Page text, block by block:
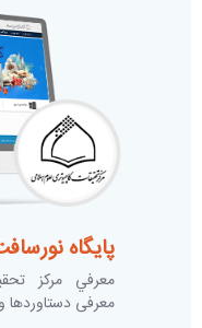
پایگاه
معرفي مرکز
معرفی